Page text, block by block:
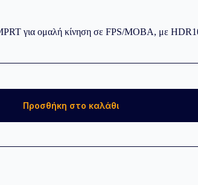
για ομαλή κίνηση σε FPS/MOBA, με
Προσθήκη στο καλάθι